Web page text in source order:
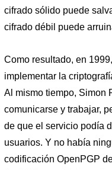
cifrado sólido puede
cifrado débil puede
Como resultado, en
implementar la
Al mismo tiempo, Simon
comunicarse y trabajar,
de que el servicio podía
usuarios. Y no había
codificación OpenPGP